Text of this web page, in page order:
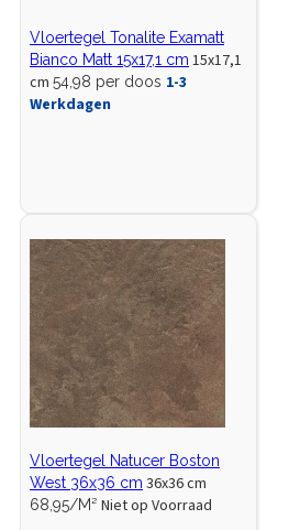
Vloertegel Tonalite Examatt
Bianco Matt 15x17,1 cm 15x17,1
cm 54,98 per doos 1-3
Werkdagen
Vloertegel Natucer Boston
West 36x36 cm 36x36 cm
68,95/M² Niet op Voorraad